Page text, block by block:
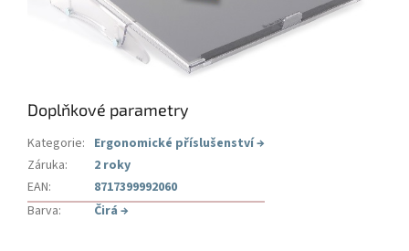
Doplňkové parametry
Kategorie: Ergonomické příslušenství→
Záruka:
2 roky
EAN:
8717399992060
Barva: Čirá →